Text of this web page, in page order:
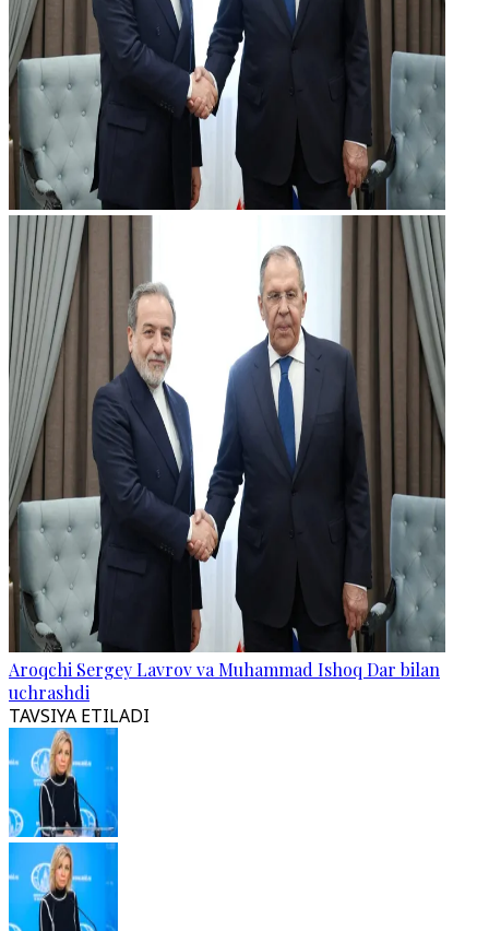
Aroqchi Sergey Lavrov va Muhammad Ishoq Dar bilan
uchrashdi
TAVSIYA ETILADI